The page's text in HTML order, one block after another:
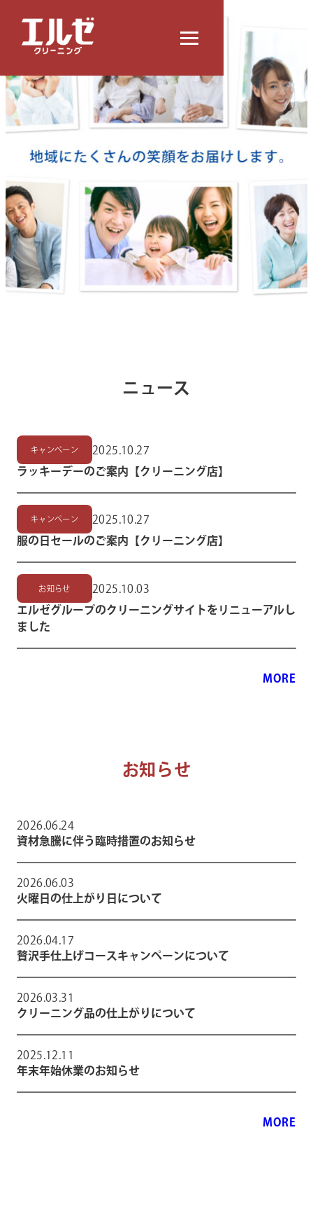
ニュース
2025.10.27
キャンペーン
ラッキーデーのご案内【クリーニング店】
2025.10.27
キャンペーン
服の日セールのご案内【クリーニング店】
2025.10.03
お知らせ
エルゼグループのクリーニングサイトをリニューアルし
ました
MORE
お知らせ
2026.06.24
資材急騰に伴う臨時措置のお知らせ
2026.06.03
火曜日の仕上がり日について
2026.04.17
贅沢手仕上げコースキャンペーンについて
2026.03.31
クリーニング品の仕上がりについて
2025.12.11
年末年始休業のお知らせ
MORE